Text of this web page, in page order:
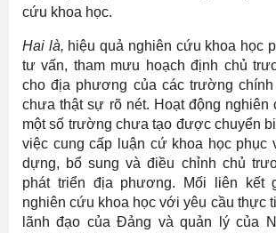
cứu khoa học.
Hai là, hiệu quả nghiên cứu khoa học
tư vấn, tham mưu hoạch định chủ
cho địa phương của các trường
chưa thật sự rõ nét. Hoạt động nghiên
một số trường chưa tạo được chuyển
việc cung cấp luận cứ khoa học phục
dựng, bổ sung và điều chỉnh chủ
phát triển địa phương. Mối liên kết
nghiên cứu khoa học với yêu cầu thực
lãnh đạo của Đảng và quản lý của